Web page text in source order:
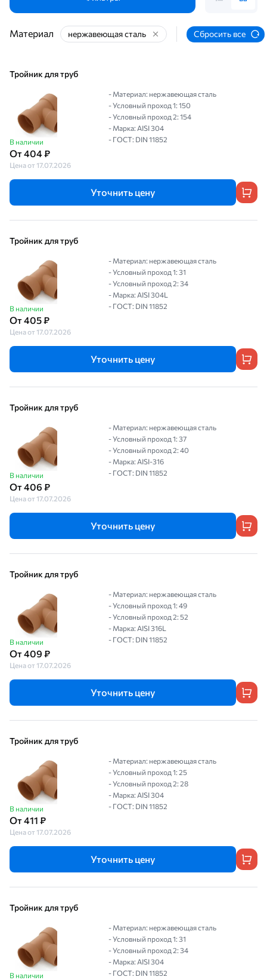
Материал нержавеющая сталь Сбросить все
Тройник для труб
В наличии
От 404 ₽
Цена от 17.07.2026
- Материал: нержавеющая сталь
- Условный проход 1: 150
- Условный проход 2: 154
- Марка: AISI 304
- ГОСТ: DIN 11852
Уточнить цену
Тройник для труб
В наличии
От 405 ₽
Цена от 17.07.2026
- Материал: нержавеющая сталь
- Условный проход 1: 31
- Условный проход 2: 34
- Марка: AISI 304L
- ГОСТ: DIN 11852
Уточнить цену
Тройник для труб
В наличии
От 406 ₽
Цена от 17.07.2026
- Материал: нержавеющая сталь
- Условный проход 1: 37
- Условный проход 2: 40
- Марка: AISI-316
- ГОСТ: DIN 11852
Уточнить цену
Тройник для труб
В наличии
От 409 ₽
Цена от 17.07.2026
- Материал: нержавеющая сталь
- Условный проход 1: 49
- Условный проход 2: 52
- Марка: AISI 316L
- ГОСТ: DIN 11852
Уточнить цену
Тройник для труб
В наличии
От 411 ₽
Цена от 17.07.2026
- Материал: нержавеющая сталь
- Условный проход 1: 25
- Условный проход 2: 28
- Марка: AISI 304
- ГОСТ: DIN 11852
Уточнить цену
Тройник для труб
В наличии
- Материал: нержавеющая сталь
- Условный проход 1: 31
- Условный проход 2: 34
- Марка: AISI 304
- ГОСТ: DIN 11852